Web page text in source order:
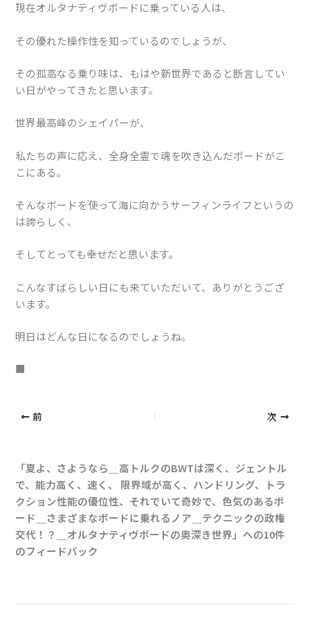
現在オルタナティヴボードに乗っている人は、
その優れた操作性を知っているのでしょうが、
その孤高なる乗り味は、もはや新世界であると断言してい
い日がやってきたと思います。
世界最高峰のシェイパーが、
私たちの声に応え、全身全霊で魂を吹き込んだボードがこ
こにある。
そんなボードを使って海に向かうサーフィンライフというの
は誇らしく、
そしてとっても幸せだと思います。
こんなすばらしい日にも来ていただいて、ありがとうござ
います。
明日はどんな日になるのでしょうね。
■
前 次
「夏よ、さようなら＿高トルクのBWTは深く、ジェントル
で、能力高く、速く、 限界域が高く、ハンドリング、トラ
クション性能の優位性、それでいて奇妙で、色気のあるボ
ード＿さまざまなボードに乗れるノア＿テクニックの政権
交代！？＿オルタナティヴボードの奥深き世界」への10件
のフィードバック